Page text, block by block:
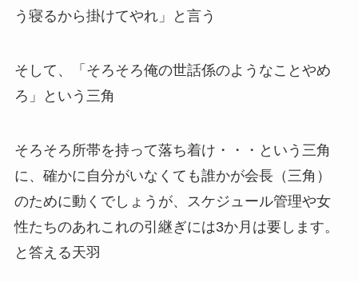
う寝るから掛けてやれ」と言う
そして、「そろそろ俺の世話係のようなことやめ
ろ」という三角
そろそろ所帯を持って落ち着け・・・という三角
に、確かに自分がいなくても誰かが会長（三角）
のために動くでしょうが、スケジュール管理や女
性たちのあれこれの引継ぎには3か月は要します。
と答える天羽